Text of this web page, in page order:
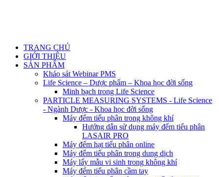
TRANG CHỦ
GIỚI THIỆU
SẢN PHẨM
Khảo sát Webinar PMS
Life Science – Dược phẩm – Khoa học đời sống
Minh bạch trong Life Science
PARTICLE MEASURING SYSTEMS - Life Science
- Ngành Dược - Khoa học đời sống
Máy đếm tiểu phân trong không khí
Hướng dẫn sử dụng máy đếm tiểu phân
LASAIR PRO
Máy đếm hạt tiểu phân online
Máy đếm tiểu phân trong dung dịch
Máy lấy mẫu vi sinh trong không khí
Máy đếm tiểu phân cầm tay